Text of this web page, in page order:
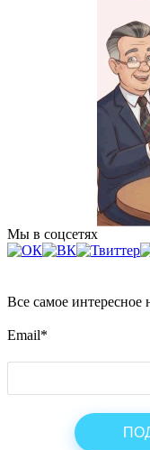
Мы в соцсетях
Все самое
Email*